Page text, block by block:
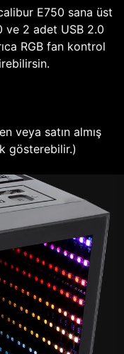
E750 sana üst
ve 2 adet USB 2.0
RGB fan kontrol
veya satın almış
gösterebilir.)